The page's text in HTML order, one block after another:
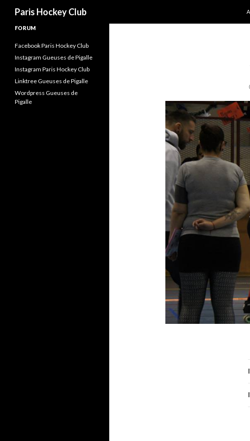
Paris Hockey Club
FORUM
Facebook Paris Hockey Club
Instagram Gueuses de Pigalle
Instagram Paris Hockey Club
Linktree Gueuses de Pigalle
Wordpress Gueuses de
Pigalle